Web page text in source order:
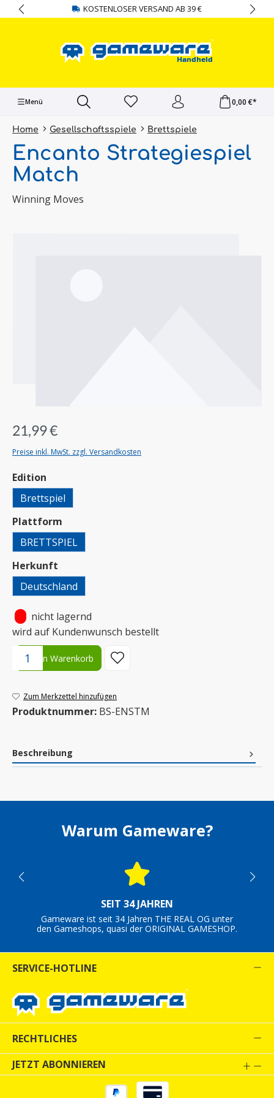
springen KOSTENLOSER VERSAND AB 39 €
Menü 0,00 €*
Home Gesellschaftsspiele Brettspiele
Encanto Strategiespiel
Match
Winning Moves
21,99 €
Preise inkl. MwSt. zzgl. Versandkosten
Edition
Brettspiel
Plattform
BRETTSPIEL
Herkunft
Deutschland
nicht lagernd
wird auf Kundenwunsch bestellt
Produkt Anzahl: Gib den gewünschten Wert ein oder benutze
In den Warenkorb
Zum Merkzettel hinzufügen
Produktnummer: BS-ENSTM
Beschreibung
Warum Gameware?
SEIT 34 JAHREN
Gameware ist seit 34 Jahren THE REAL OG unter
den Gameshops, quasi der ORIGINAL GAMESHOP.
SERVICE-HOTLINE
RECHTLICHES
JETZT ABONNIEREN